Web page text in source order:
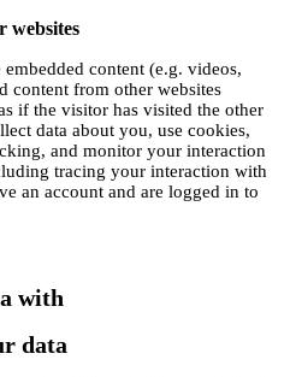
websites
content (e.g. videos,
content from other websites
if the visitor has visited the other
data about you, use cookies,
and monitor your interaction
tracing your interaction with
an account and are logged in to
with
data